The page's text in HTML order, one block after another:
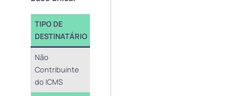
TIPO DE
DESTINATÁRIO
Não
Contribuinte
do ICMS